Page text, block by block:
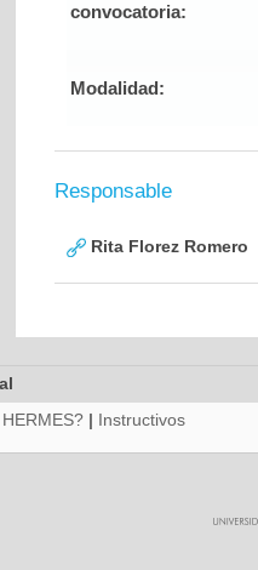
convocatoria:
Modalidad:
Responsable
Rita Florez Romero
| Instructivos